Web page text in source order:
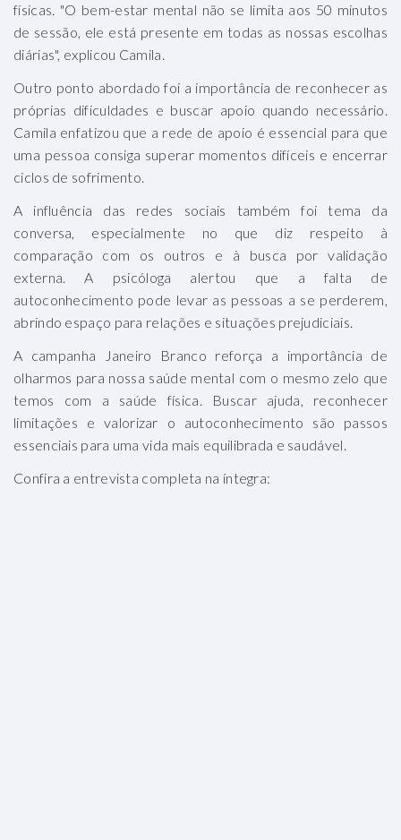
físicas. "O bem-estar mental não se limita aos 50 minutos
de sessão, ele está presente em todas as nossas escolhas
diárias", explicou Camila.
Outro ponto abordado foi a importância de reconhecer as
próprias dificuldades e buscar apoio quando necessário.
Camila enfatizou que a rede de apoio é essencial para que
uma pessoa consiga superar momentos difíceis e encerrar
ciclos de sofrimento.
A influência das redes sociais também foi tema da
conversa, especialmente no que diz respeito à
comparação com os outros e à busca por validação
externa. A psicóloga alertou que a falta de
autoconhecimento pode levar as pessoas a se perderem,
abrindo espaço para relações e situações prejudiciais.
A campanha Janeiro Branco reforça a importância de
olharmos para nossa saúde mental com o mesmo zelo que
temos com a saúde física. Buscar ajuda, reconhecer
limitações e valorizar o autoconhecimento são passos
essenciais para uma vida mais equilibrada e saudável.
Confira a entrevista completa na íntegra: